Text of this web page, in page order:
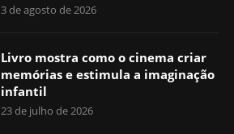
3 de agosto de 2026
Livro mostra como o cinema criar
memórias e estimula a imaginação
infantil
23 de julho de 2026